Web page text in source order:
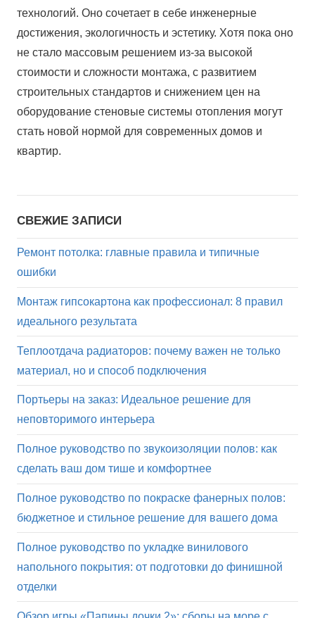
технологий. Оно сочетает в себе инженерные
достижения, экологичность и эстетику. Хотя пока оно
не стало массовым решением из-за высокой
стоимости и сложности монтажа, с развитием
строительных стандартов и снижением цен на
оборудование стеновые системы отопления могут
стать новой нормой для современных домов и
квартир.
СВЕЖИЕ ЗАПИСИ
Ремонт потолка: главные правила и типичные
ошибки
Монтаж гипсокартона как профессионал: 8 правил
идеального результата
Теплоотдача радиаторов: почему важен не только
материал, но и способ подключения
Портьеры на заказ: Идеальное решение для
неповторимого интерьера
Полное руководство по звукоизоляции полов: как
сделать ваш дом тише и комфортнее
Полное руководство по покраске фанерных полов:
бюджетное и стильное решение для вашего дома
Полное руководство по укладке винилового
напольного покрытия: от подготовки до финишной
отделки